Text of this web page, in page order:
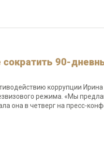
90-
коррупции
режима. «Мы
она в четверг на пресс-